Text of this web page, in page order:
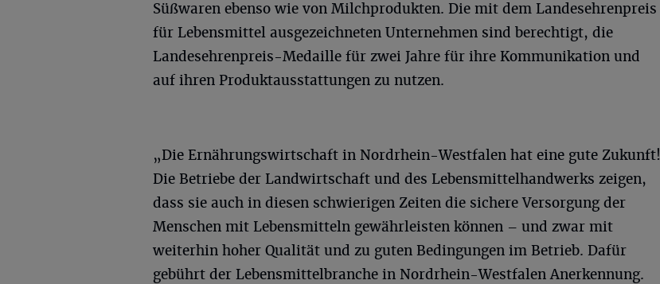
Süßwaren ebenso wie von Milchprodukten. Die mit dem Landesehrenpreis
für Lebensmittel ausgezeichneten Unternehmen sind berechtigt, die
Landesehrenpreis-Medaille für zwei Jahre für ihre Kommunikation und
auf ihren Produktausstattungen zu nutzen.
„Die Ernährungswirtschaft in Nordrhein-Westfalen hat eine gute Zukunft!
Die Betriebe der Landwirtschaft und des Lebensmittelhandwerks zeigen,
dass sie auch in diesen schwierigen Zeiten die sichere Versorgung der
Menschen mit Lebensmitteln gewährleisten können – und zwar mit
weiterhin hoher Qualität und zu guten Bedingungen im Betrieb. Dafür
gebührt der Lebensmittelbranche in Nordrhein-Westfalen Anerkennung.